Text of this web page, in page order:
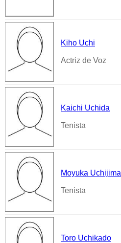
Kiho Uchi
Actriz de Voz
Kaichi Uchida
Tenista
Moyuka Uchijima
Tenista
Toro Uchikado